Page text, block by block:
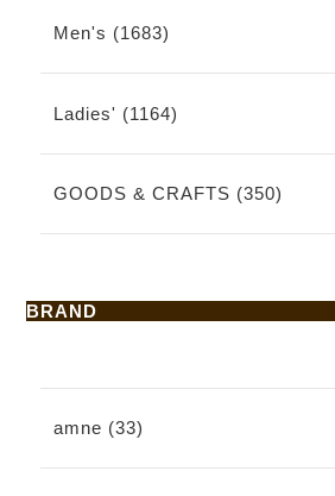
Men's (1683)
Ladies' (1164)
GOODS & CRAFTS (350)
BRAND
amne (33)